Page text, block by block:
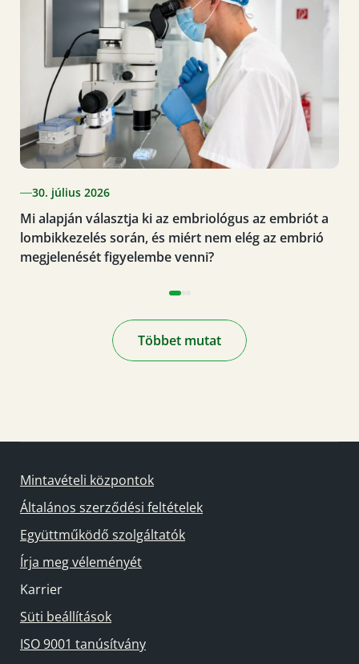
30. július 2026
Mi alapján választja ki az embriológus az embriót a
lombikkezelés során, és miért nem elég az embrió
megjelenését figyelembe venni?
Többet mutat
Mintavételi központok
Általános szerződési feltételek
Együttműködő szolgáltatók
Írja meg véleményét
Karrier
Süti beállítások
ISO 9001 tanúsítvány